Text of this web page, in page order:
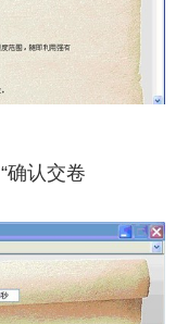
“确认交卷